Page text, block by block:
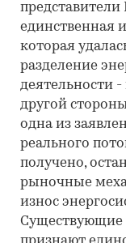
представители
единственная
которая
разделение
деятельности
другой
одна из
реального
получено,
рыночные
износ